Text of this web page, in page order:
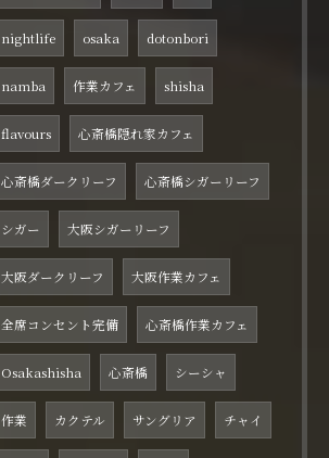
nightlife osaka dotonbori
namba 作業カフェ shisha
flavours 心斎橋隠れ家カフェ
心斎橋ダークリーフ 心斎橋シガーリーフ
シガー 大阪シガーリーフ
大阪ダークリーフ 大阪作業カフェ
全席コンセント完備 心斎橋作業カフェ
Osakashisha 心斎橋 シーシャ
作業 カクテル サングリア チャイ